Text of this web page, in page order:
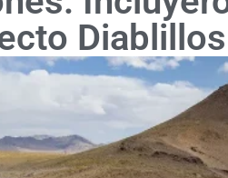
Diablillos